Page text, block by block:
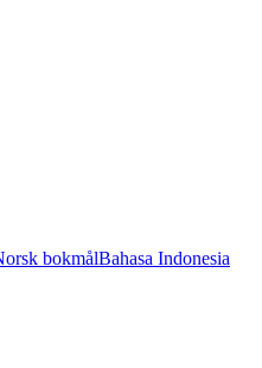
bokmålBahasa Indonesia